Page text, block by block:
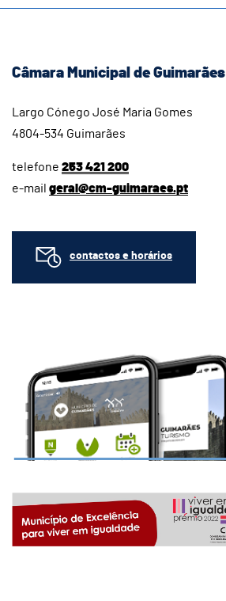
Câmara Municipal de Guimarães
Largo Cónego José Maria Gomes
4804-534 Guimarães
telefone 253 421 200
e-mail geral@cm-guimaraes.pt
contactos e horários